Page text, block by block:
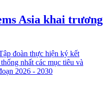
Asia khai trương